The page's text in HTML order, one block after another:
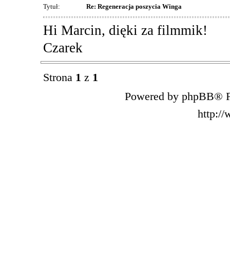
Tytuł:
Re: Regeneracja poszycia Winga
Hi Marcin, dięki za filmmik!
Czarek
Strona 1 z 1
Powered by phpBB®
http://